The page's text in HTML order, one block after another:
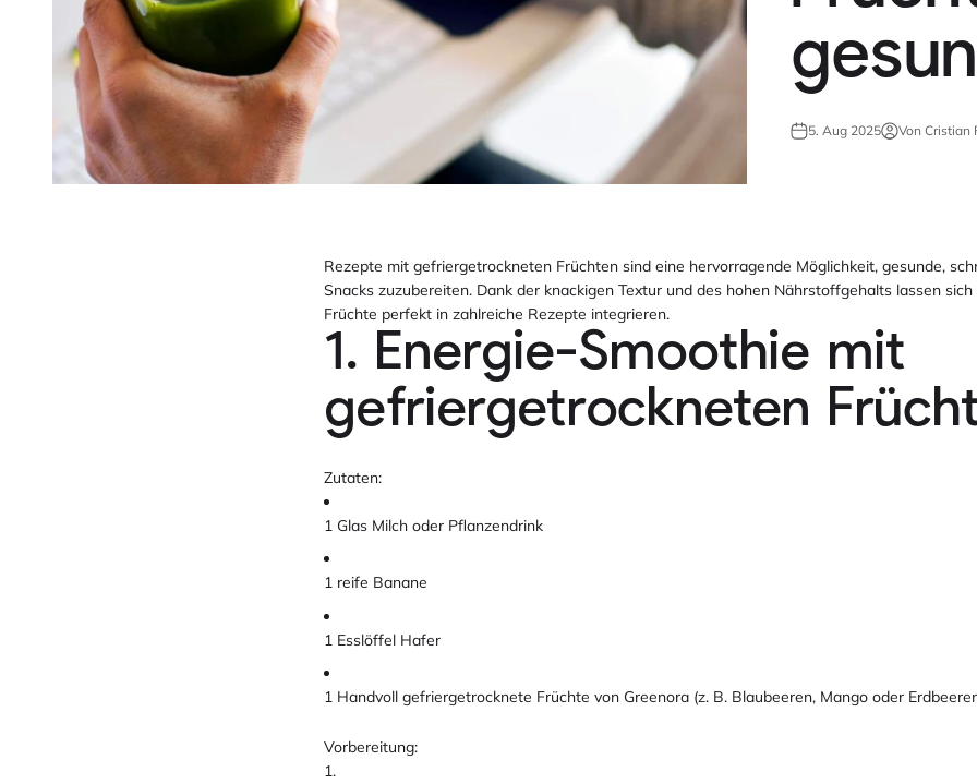
5. Aug 2025 Von Cristian
Rezepte mit gefriergetrockneten Früchten sind eine hervorragende Möglichkeit, gesunde,
Snacks zuzubereiten. Dank der knackigen Textur und des hohen Nährstoffgehalts lassen
Früchte perfekt in zahlreiche Rezepte integrieren.
1. Energie-Smoothie mit
gefriergetrockneten
Zutaten:
1 Glas Milch oder Pflanzendrink
1 reife Banane
1 Esslöffel Hafer
1 Handvoll gefriergetrocknete Früchte von Greenora (z. B. Blaubeeren, Mango oder
Vorbereitung: